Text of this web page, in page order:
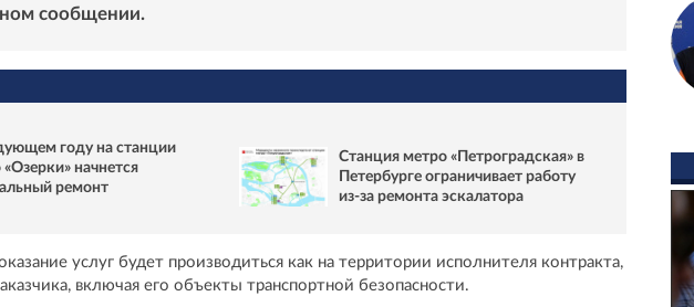
сообщении.
году на станции
начнется
ремонт
Станция метро «Петроградская» в
Петербурге ограничивает работу
из-за ремонта эскалатора
услуг будет производиться как на территории исполнителя контракта,
включая его объекты транспортной безопасности.